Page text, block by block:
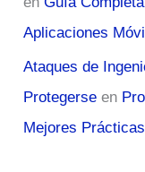
Aplicaciones
Ataques de
Protegerse en
Mejores